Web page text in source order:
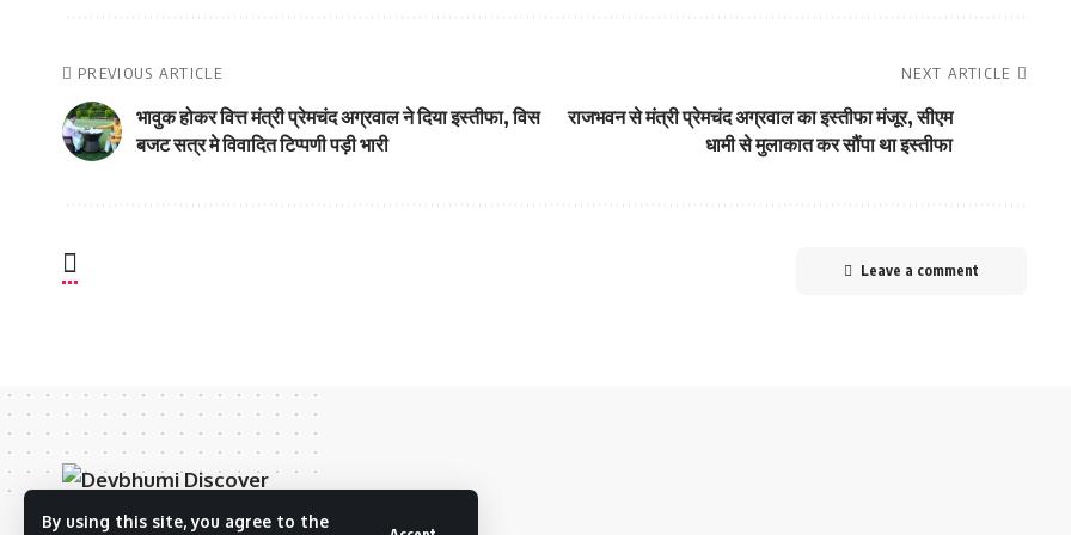
By using this site, you agree to the
PREVIOUS ARTICLE
भावुक होकर वित्त मंत्री प्रेमचंद अग्रवाल ने दिया इस्तीफा, विस
बजट सत्र मे विवादित टिप्पणी पड़ी भारी
NEXT ARTICLE
राजभवन से मंत्री प्रेमचंद अग्रवाल का इस्तीफा मंजूर, सीएम
धामी से मुलाकात कर सौंपा था इस्तीफा
Leave a comment